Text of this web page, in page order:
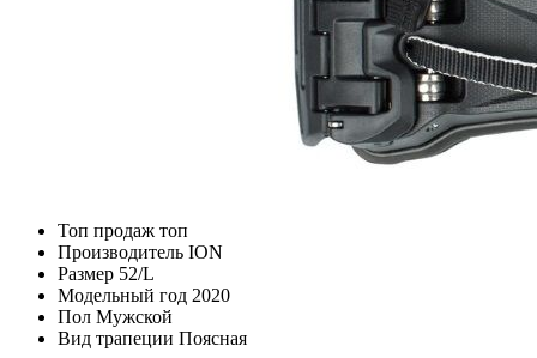
Топ продаж топ
Производитель ION
Размер 52/L
Модельный год 2020
Пол Мужской
Вид трапеции Поясная